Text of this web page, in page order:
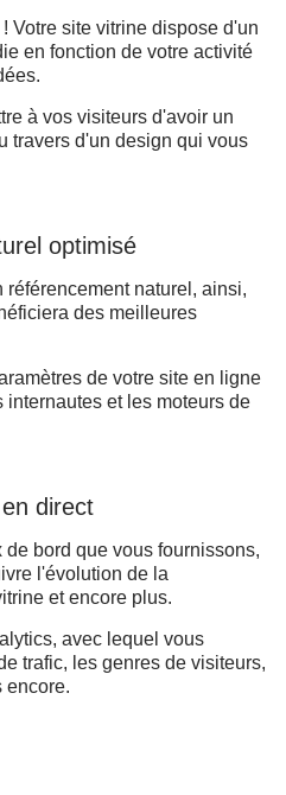
Votre site vitrine dispose d'un
en fonction de votre activité
à vos visiteurs d'avoir un
travers d'un design qui vous
optimisé
référencement naturel, ainsi,
des meilleures
de votre site en ligne
et les moteurs de
direct
bord que vous fournissons,
l'évolution de la
et encore plus.
avec lequel vous
trafic, les genres de visiteurs,
encore.